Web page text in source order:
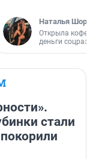
Наталья
Открыла
деньги
стали